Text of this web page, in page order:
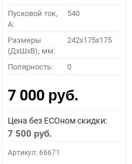
Пусковой ток,
A:
540
Размеры
(ДхШхВ), мм:
242x175x175
Полярность: 0
7 000 руб.
Цена без ECOном скидки:
7 500 руб.
Артикул: 66671